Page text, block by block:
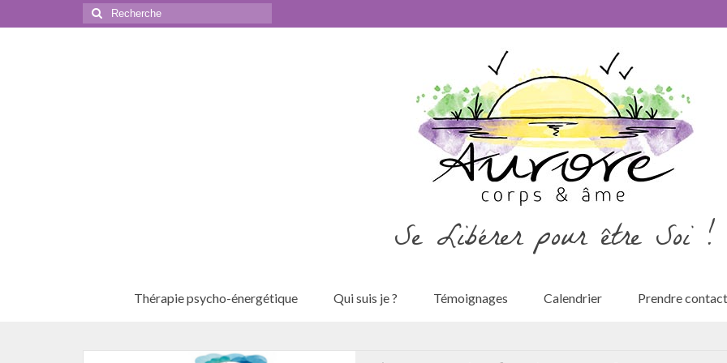
Rechercher
:
Se Libérer pour être Soi !
Thérapie psycho-énergétique Qui suis je ? Témoignages Calendrier Prendre contact